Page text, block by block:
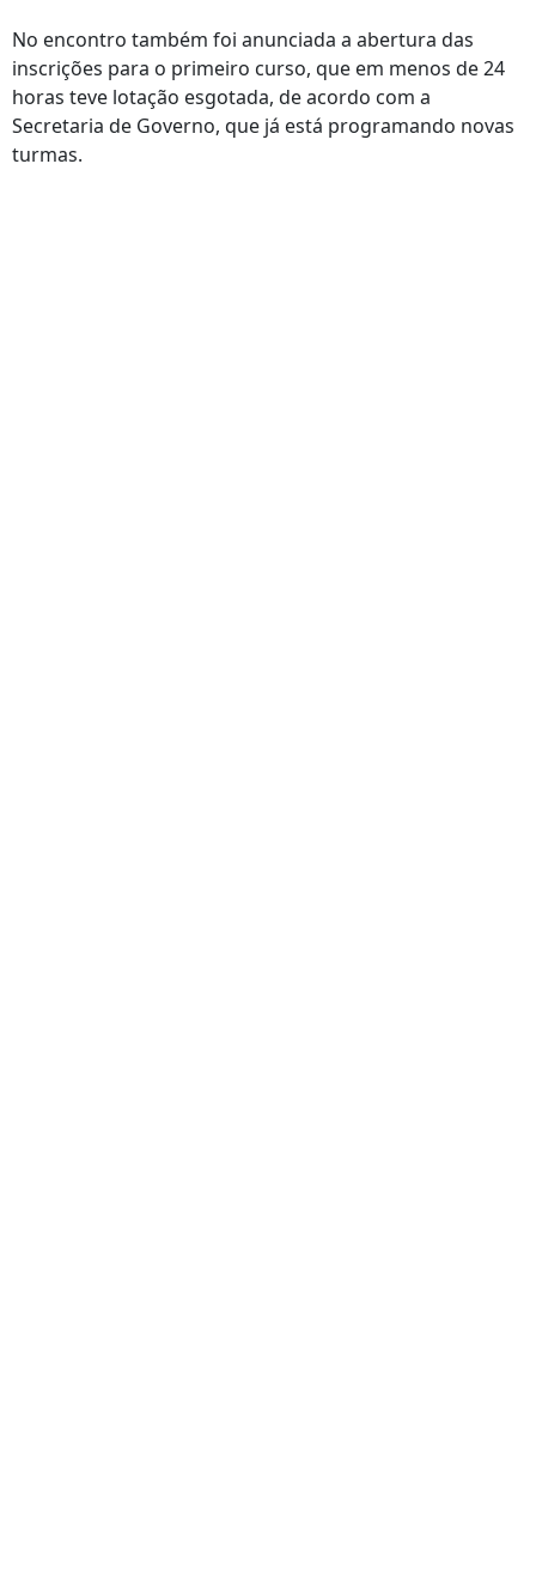
No encontro também foi anunciada a abertura das
inscrições para o primeiro curso, que em menos de 24
horas teve lotação esgotada, de acordo com a
Secretaria de Governo, que já está programando novas
turmas.